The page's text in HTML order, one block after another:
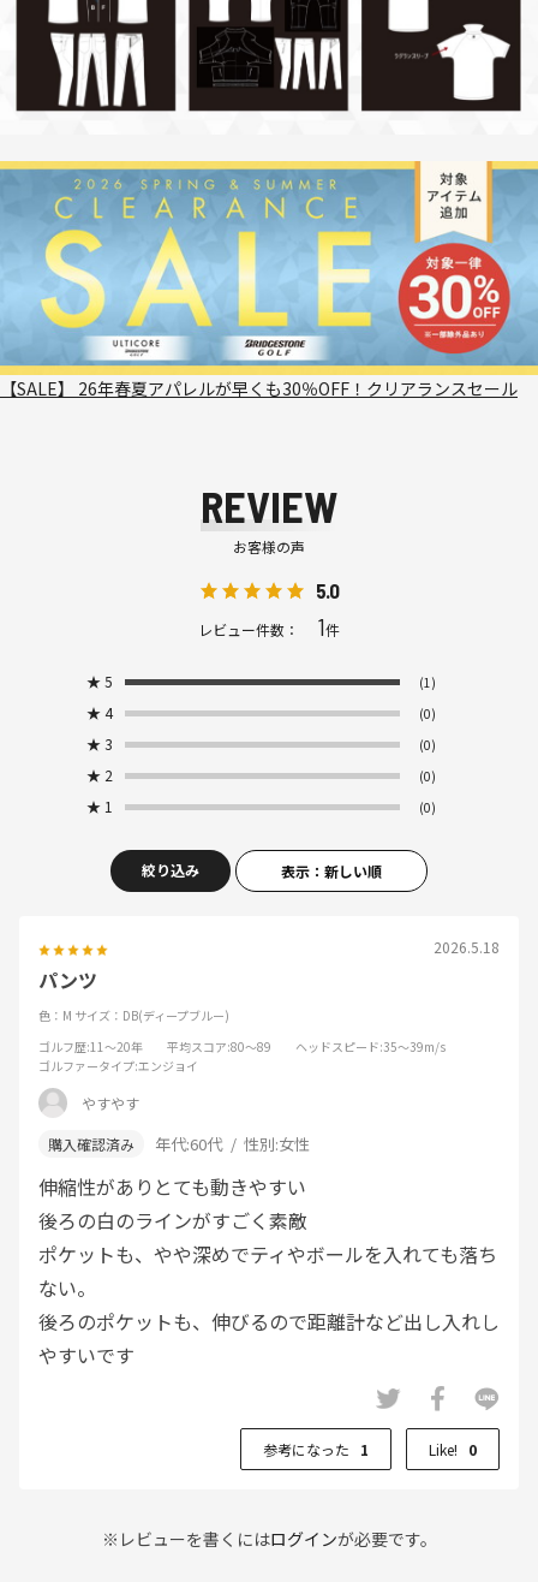
【SALE】 26年春夏アパレルが早くも30％OFF！クリアランスセール
REVIEW
お客様の声
5.0
レビュー件数： 1件
★ 5 (1)
★ 4 (0)
★ 3 (0)
★ 2 (0)
★ 1 (0)
絞り込み 表示：新しい順
2026.5.18
パンツ
色：M サイズ：DB(ディープブルー)
ゴルフ歴:11～20年 平均スコア:80～89 ヘッドスピード:35～39m/s
ゴルファータイプ:エンジョイ
やすやす
年代:60代 性別:女性
伸縮性がありとても動きやすい
後ろの白のラインがすごく素敵
ポケットも、やや深めでティやボールを入れても落ち
ない。
後ろのポケットも、伸びるので距離計など出し入れし
やすいです
参考になった 1 Like! 0
※レビューを書くにはログインが必要です。